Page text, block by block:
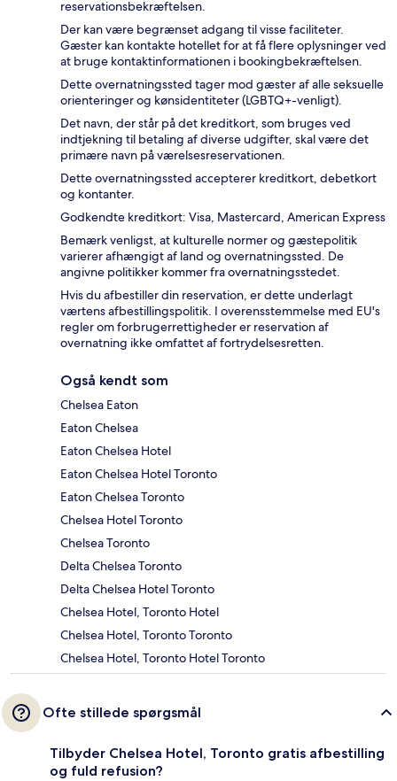
reservationsbekræftelsen.
Der kan være begrænset adgang til visse faciliteter.
Gæster kan kontakte hotellet for at få flere oplysninger ved
at bruge kontaktinformationen i bookingbekræftelsen.
Dette overnatningssted tager mod gæster af alle seksuelle
orienteringer og kønsidentiteter (LGBTQ+-venligt).
Det navn, der står på det kreditkort, som bruges ved
indtjekning til betaling af diverse udgifter, skal være det
primære navn på værelsesreservationen.
Dette overnatningssted accepterer kreditkort, debetkort
og kontanter.
Godkendte kreditkort: Visa, Mastercard, American Express
Bemærk venligst, at kulturelle normer og gæstepolitik
varierer afhængigt af land og overnatningssted. De
angivne politikker kommer fra overnatningsstedet.
Hvis du afbestiller din reservation, er dette underlagt
værtens afbestillingspolitik. I overensstemmelse med EU's
regler om forbrugerrettigheder er reservation af
overnatning ikke omfattet af fortrydelsesretten.
Også kendt som
Chelsea Eaton
Eaton Chelsea
Eaton Chelsea Hotel
Eaton Chelsea Hotel Toronto
Eaton Chelsea Toronto
Chelsea Hotel Toronto
Chelsea Toronto
Delta Chelsea Toronto
Delta Chelsea Hotel Toronto
Chelsea Hotel, Toronto Hotel
Chelsea Hotel, Toronto Toronto
Chelsea Hotel, Toronto Hotel Toronto
Ofte stillede spørgsmål
Tilbyder Chelsea Hotel, Toronto gratis afbestilling
og fuld refusion?